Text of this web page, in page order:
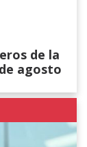
de la
agosto